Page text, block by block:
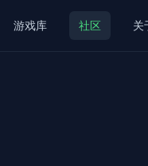
游戏库 社区 关